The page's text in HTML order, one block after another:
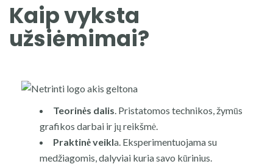
Kaip vyksta
užsiėmimai?
Teorinės dalis. Pristatomos technikos, žymūs
grafikos darbai ir jų reikšmė.
Praktinė veikla. Eksperimentuojama su
medžiagomis, dalyviai kuria savo kūrinius.